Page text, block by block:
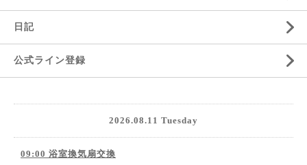
日記
公式ライン登録
2026.08.11 Tuesday
09:00 浴室換気扇交換